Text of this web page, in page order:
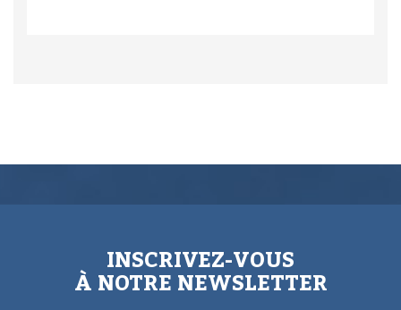
INSCRIVEZ-VOUS
À NOTRE NEWSLETTER